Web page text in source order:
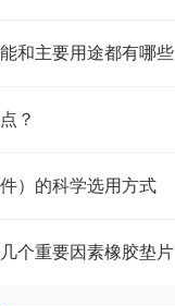
和主要用途都有哪些
？
）的科学选用方式
个重要因素橡胶垫片